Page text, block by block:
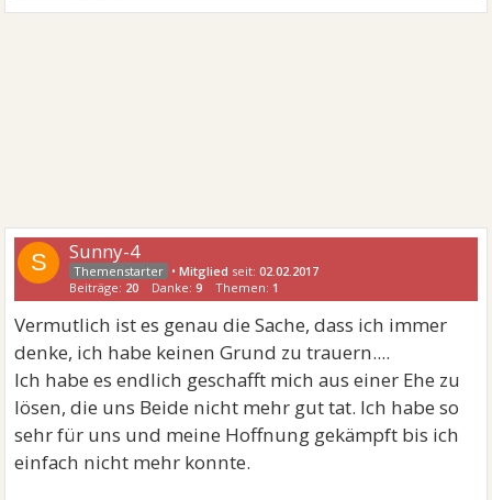
S Sunny-4
•Mitglied seit:02.02.2017
Beiträge: 20 Danke:9 Themen: 1
Vermutlich ist es genau die Sache, dass ich immer
denke, ich habe keinen Grund zu trauern....
Ich habe es endlich geschafft mich aus einer Ehe zu
lösen, die uns Beide nicht mehr gut tat. Ich habe so
sehr für uns und meine Hoffnung gekämpft bis ich
einfach nicht mehr konnte.